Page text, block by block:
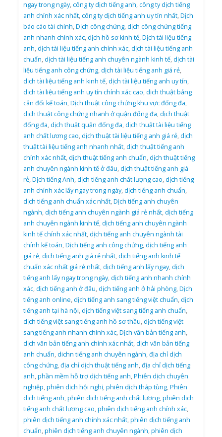
ngay trong ngày,công ty dịch tiếng anh,công ty dịch tiếng
anh chính xác nhất,công ty dịch tiếng anh uy tín nhất,Dịch
báo cáo tài chính,Dịch công chứng,dịch công chứng tiếng
anh nhanh chính xác,dịch hồ sơ kinh tế,Dịch tài liệu tiếng
anh,dịch tài liệu tiếng anh chính xác,dịch tài liệu tiếng anh
chuẩn,dịch tài liệu tiếng anh chuyên ngành kinh tế,dịch tài
liệu tiếng anh công chứng,dịch tài liệu tiếng anh giá rẻ,
dịch tài liệu tiếng anh kinh tế,dịch tài liệu tiếng anh uy tín,
dịch tài liệu tiếng anh uy tín chính xác cao,dịch thuật bảng
cân đối kế toán,Dịch thuật công chứng khu vực đống đa,
dịch thuật công chứng nhanh ở quận đống đa,dịch thuật
đống đa,dịch thuật quận đống đa,dịch thuật tài liệu tiếng
anh chất lương cao,dịch thuật tài liệu tiếng anh giá rẻ,dịch
thuật tài liệu tiếng anh nhanh nhất,dịch thuật tiếng anh
chính xác nhất,dịch thuật tiếng anh chuẩn,dịch thuật tiếng
anh chuyên ngành kinh tế ở đâu,dịch thuật tiếng anh giá
rẻ,Dịch tiếng Anh,dịch tiếng anh chất lượng cao,dịch tiếng
anh chính xác lấy ngay trong ngày,dịch tiếng anh chuẩn,
dịch tiếng anh chuẩn xác nhất,Dịch tiếng anh chuyên
ngành,dịch tiếng anh chuyên ngành giá rẻ nhất,dịch tiếng
anh chuyên ngành kinh tế,dịch tiếng anh chuyên ngành
kinh tế chính xác nhất,dịch tiếng anh chuyên ngành tài
chính kế toán,Dịch tiếng anh công chứng,dịch tiếng anh
giá rẻ,dịch tiếng anh giá rẻ nhất,dịch tiếng anh kinh tế
chuẩn xác nhất giá rẻ nhất,dịch tiếng anh lấy ngay,dịch
tiếng anh lấy ngay trong ngày,dịch tiếng anh nhanh chính
xác,dịch tiếng anh ở đâu,dịch tiếng anh ở hải phòng,Dịch
tiếng anh online,dịch tiếng anh sang tiếng việt chuẩn,dịch
tiếng anh tại hà nội,dịch tiếng việt sang tiếng anh chuẩn,
dịch tiếng việt sang tiếng anh hồ sơ thầu,dịch tiếng việt
sang tiếng anh nhanh chính xác,Dịch văn bản tiếng anh,
dịch văn bản tiếng anh chính xác nhất,dịch văn bản tiếng
anh chuẩn,dichn tiếng anh chuyên ngành,địa chỉ dịch
công chứng,địa chỉ dịch thuật tiếng anh,địa chỉ dịch tiếng
anh,phần mềm hỗ trợ dịch tiếng anh,Phiên dịch chuyên
nghiệp,phiên dịch hội nghị,phiên dịch tháp tùng,Phiên
dịch tiếng anh,phiên dịch tiếng anh chất lượng,phiên dịch
tiếng anh chất lương cao,phiên dịch tiếng anh chính xác,
phiên dịch tiếng anh chính xác nhất,phiên dịch tiếng anh
chuẩn,phiên dịch tiếng anh chuyên ngành,phiên dịch